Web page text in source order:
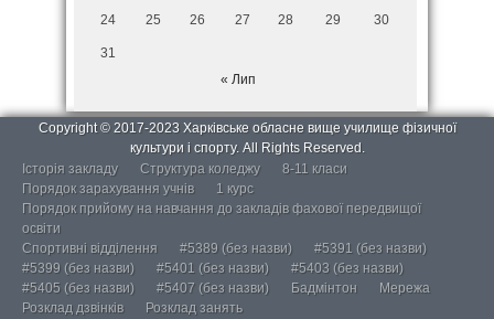
24 25 26 27 28 29 30
31
« Лип
Copyright © 2017-2023 Харківське обласне вище училище фізичної
культури і спорту. All Rights Reserved.
Історія закладу
Структура коледжу
8-11 класи
Порядок зарахування учнів
1 курс
Порядок прийому на навчання до закладів фахової передвищої
освіти
Спортивні відділення
#5389 (без назви)
#5391 (без назви)
#5399 (без назви)
#5401 (без назви)
#5403 (без назви)
#5405 (без назви)
#5407 (без назви) Бадмінтон
Мережа
Розклад дзвінків
Розклад занять